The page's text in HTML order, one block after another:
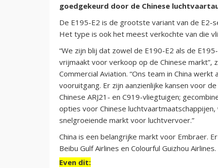
goedgekeurd door de Chinese
De E195-E2 is de grootste variant van de E2-
Het type is ook het meest verkochte van die
“We zijn blij dat zowel de E190-E2 als de
vrijmaakt voor verkoop op de Chinese markt”,
Commercial Aviation. “Ons team in China
vooruitgang. Er zijn aanzienlijke kansen voor
Chinese ARJ21- en C919-vliegtuigen;
opties voor Chinese
snelgroeiende markt voor luchtvervoer.”
China is een belangrijke markt voor Embraer.
Beibu Gulf Airlines en Colourful Guizhou Airlines.
Even dit: